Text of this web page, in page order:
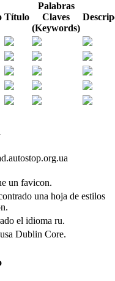
Título
Palabras
Claves
(Keywords)
un favicon.
una hoja de estilos
el idioma ru.
Dublin Core.